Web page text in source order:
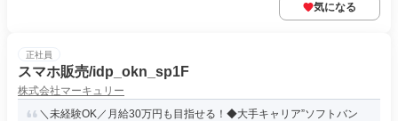
気になる
正社員
スマホ販売/idp_okn_sp1F
株式会社マーキュリー
＼未経験OK／月給30万円も目指せる！◆大手キャリア”ソフトバン